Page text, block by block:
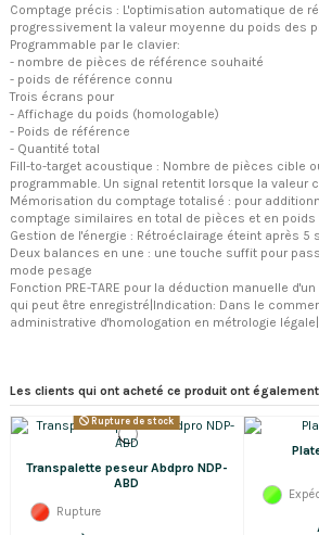
Comptage précis : L'optimisation automatique de
progressivement la valeur moyenne du poids des
Programmable par le clavier:
- nombre de pièces de référence souhaité
- poids de référence connu
Trois écrans pour
- Affichage du poids (homologable)
- Poids de référence
- Quantité total
Fill-to-target acoustique : Nombre de pièces cible
programmable. Un signal retentit lorsque la valeur
Mémorisation du comptage totalisé : pour
comptage similaires en total de pièces et en poids
Gestion de l'énergie : Rétroéclairage éteint après 5 s
Deux balances en une : une touche suffit pour
mode pesage
Fonction PRE-TARE pour la déduction manuelle
qui peut être enregistré|Indication: Dans le
administrative d'homologation en métrologie légale|
Les clients qui ont acheté ce produit ont
Rupture de stock
Transpalette peseur Abdpro NDP-
ABD
Rupture